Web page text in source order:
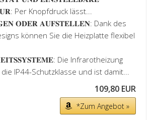
Per Knopfdruck lässt...
𝐎𝐃𝐄𝐑 𝐀𝐔𝐅𝐒𝐓𝐄𝐋𝐋𝐄𝐍: Dank des
können Sie die Heizplatte flexibel
Die Infrarotheizung
IP44-Schutzklasse und ist damit...
109,80 EUR
*Zum Angebot »